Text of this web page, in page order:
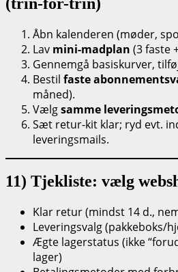
Åbn kalenderen (møder,
Lav mini-madplan (3 faste
Gennemgå basiskurver,
Bestil faste
måned).
Vælgsamme
Sæt retur-kit klar; ryd evt.
leveringsmails.
11) Tjekliste: vælg
Klar retur (mindst 14 d.,
Leveringsvalg (pakkeboks/
Ægte lagerstatus (ikke
lager)